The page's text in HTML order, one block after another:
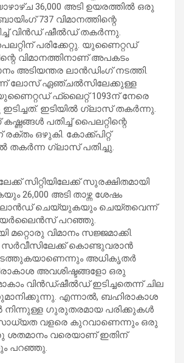
36,000 അടി ഉയരത്തിൽ ഒരു
737 വിമാനത്തിന്റെ
വിൻഡ് ഷീൽഡ് തകർന്നു.
പരിക്കേറ്റു. യുണൈറ്റഡ്
വിമാനത്തിനാണ് അപകടം
അടിയന്തര ലാൻഡിംഗ് നടത്തി.
ലോസ് ഏഞ്ചൽസിലേക്കുള്ള
ഫ്ലൈറ്റ് 1093ന് നേരെ
ഇടിയിൽ ഗ്ലാസ് തകർന്നു.
പതിച്ച് പൈലറ്റിന്റെ
ഒഴുകി. കോക്ക്പിറ്റ്
ഗ്ലാസ് പതിച്ചു.
സിറ്റിയിലേക്ക് സുരക്ഷിതമായി
26,000 അടി താഴ്ന്ന ശേഷം
ലാൻഡ് ചെയ്യുകയും ചെയ്തവെന്ന്
പറഞ്ഞു.
മറ്റൊരു വിമാനം സജ്ജമാക്കി.
സർവീസിലേക്ക് കൊണ്ടുവരാൻ
നടത്തുകയാണെന്നും അധികൃതർ
അവശിഷ്ടങ്ങളോ ഒരു
വിൻഡ്‌ഷീൽഡ് ഇടിച്ചതെന്ന് ചില
എന്നാൽ, ബഹിരാകാശ
നിന്നുള്ള ഗുരുതരമായ പരിക്കുകൾ
വളരെ കുറവാണെന്നും ഒരു
ശതമാനം വരെയാണ് ഇതിന്
പറഞ്ഞു.